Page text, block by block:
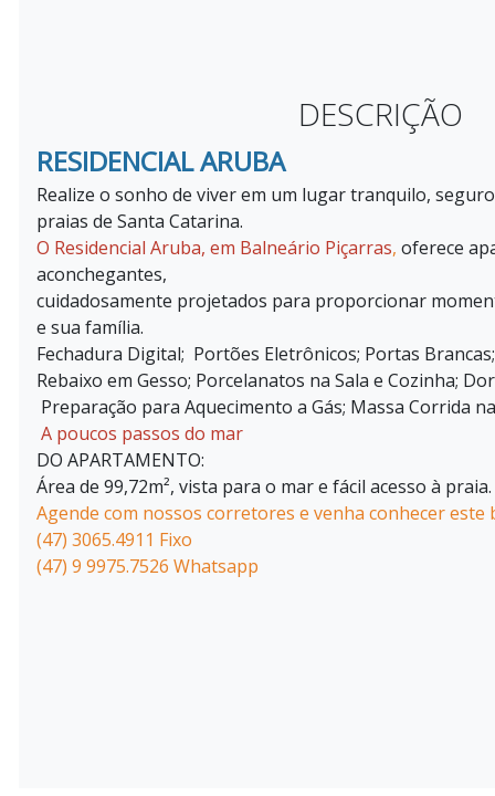
DESCRIÇÃO
RESIDENCIAL ARUBA
Realize o sonho de viver em um lugar tranquilo,
praias de Santa Catarina.
O Residencial Aruba, em Balneário Piçarras, oferece
aconchegantes,
cuidadosamente projetados para proporcionar
e sua família.
Fechadura Digital; Portões Eletrônicos; Portas
Rebaixo em Gesso; Porcelanatos na Sala e Cozinha;
Preparação para Aquecimento a Gás; Massa Corrida
A poucos passos do mar
DO APARTAMENTO:
Área de 99,72m², vista para o mar e fácil acesso à praia.
Agende com nossos corretores e venha conhecer
(47) 3065.4911 Fixo
(47) 9 9975.7526 Whatsapp